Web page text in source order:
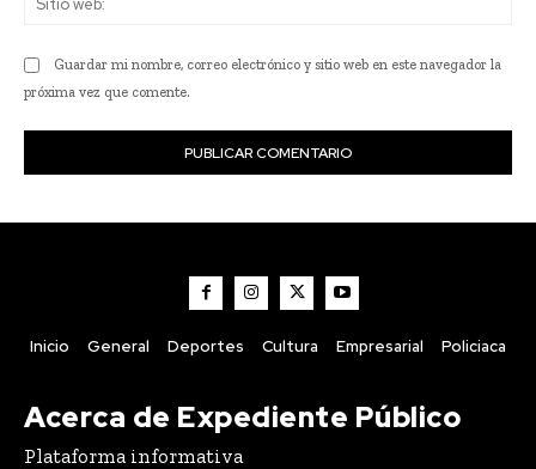
Guardar mi nombre, correo electrónico y sitio web en este navegador la
próxima vez que comente.
Inicio General Deportes Cultura Empresarial Policiaca
Acerca de Expediente Público
Plataforma informativa